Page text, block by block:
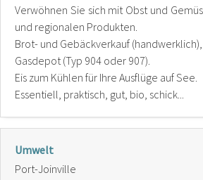
Verwöhnen Sie sich mit Obst und
und regionalen Produkten.
Brot- und Gebäckverkauf (handwerklich),
Gasdepot (Typ 904 oder 907).
Eis zum Kühlen für Ihre Ausflüge auf See.
Essentiell, praktisch, gut, bio, schick...
Umwelt
Port-Joinville